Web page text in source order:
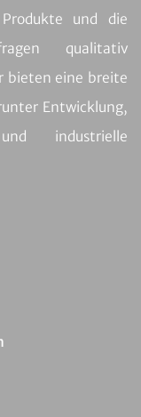
und die
qualitativ
bieten eine breite
Entwicklung,
industrielle